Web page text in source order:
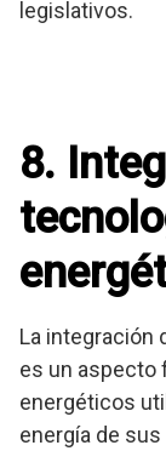
legislativos.
8.
La integración
es un aspecto
energéticos
energía de